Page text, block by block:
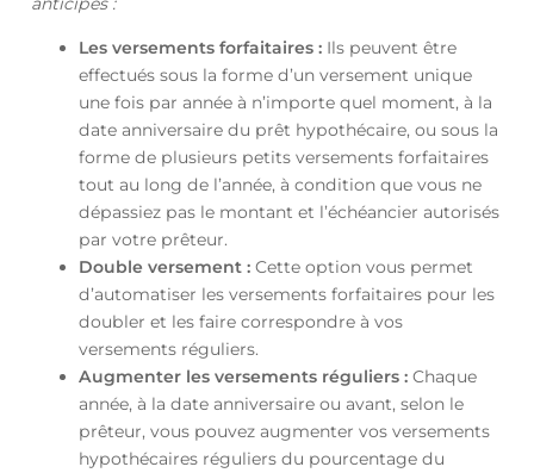
Les versements forfaitaires :Ils peuvent être
effectués sous la forme d’un versement unique
une fois par année à n’importe quel moment, à la
date anniversaire du prêt hypothécaire, ou sous la
forme de plusieurs petits versements forfaitaires
tout au long de l’année, à condition que vous ne
dépassiez pas le montant et l’échéancier autorisés
par votre prêteur.
Double versement :Cette option vous permet
d’automatiser les versements forfaitaires pour les
doubler et les faire correspondre à vos
versements réguliers.
Augmenter les versements réguliers :Chaque
année, à la date anniversaire ou avant, selon le
prêteur, vous pouvez augmenter vos versements
hypothécaires réguliers du pourcentage du